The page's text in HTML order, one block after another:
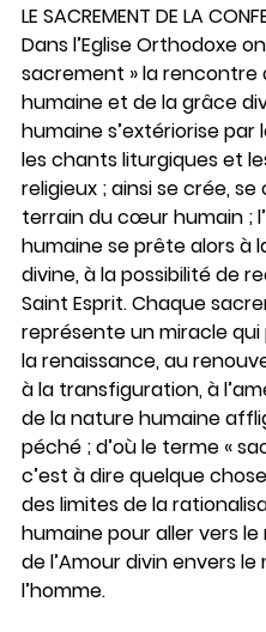
LE SACREMENT DE LA
Dans l’Eglise Orthodoxe
sacrement » la rencontre
humaine et de la grâce
humaine s’extériorise par
les chants liturgiques et
religieux ; ainsi se crée,
terrain du cœur humain ;
humaine se prête alors à
divine, à la possibilité de
Saint Esprit. Chaque
représente un miracle qui
la renaissance, au
à la transfiguration, à
de la nature humaine
péché ; d’où le terme «
c’est à dire quelque
des limites de la
humaine pour aller vers
de l’Amour divin envers
l’homme.